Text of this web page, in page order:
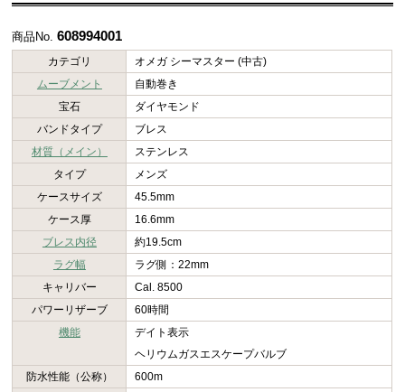
商品No.608994001
カテゴリ
オメガ シーマスター (中古)
ムーブメント
自動巻き
宝石
ダイヤモンド
バンドタイプ
ブレス
材質（メイン）
ステンレス
タイプ
メンズ
ケースサイズ
45.5mm
ケース厚
16.6mm
ブレス内径
約19.5cm
ラグ幅
ラグ側：22mm
キャリバー
Cal. 8500
パワーリザーブ
60時間
機能
デイト表示
ヘリウムガスエスケープバルブ
防水性能（公称）
600m